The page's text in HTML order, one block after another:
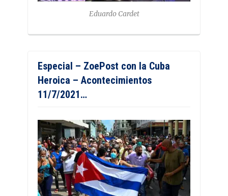
Eduardo Cardet
Especial – ZoePost con la Cuba
Heroica – Acontecimientos
11/7/2021…